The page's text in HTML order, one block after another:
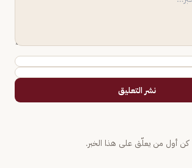
نشر التعليق
كن أول من يعلّق على هذا الخبر.